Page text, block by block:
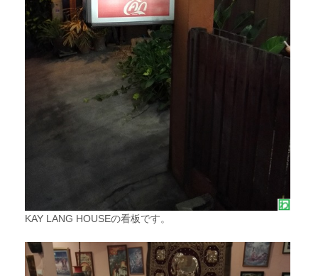
KAY LANG HOUSEの看板です。